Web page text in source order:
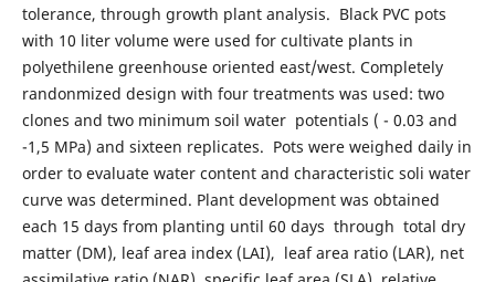
tolerance, through growth plant analysis. Black PVC pots
with 10 liter volume were used for cultivate plants in
polyethilene greenhouse oriented east/west. Completely
randonmized design with four treatments was used: two
clones and two minimum soil water potentials ( - 0.03 and
-1,5 MPa) and sixteen replicates. Pots were weighed daily in
order to evaluate water content and characteristic soli water
curve was determined. Plant development was obtained
each 15 days from planting until 60 days through total dry
matter (DM), leaf area index (LAI), leaf area ratio (LAR), net